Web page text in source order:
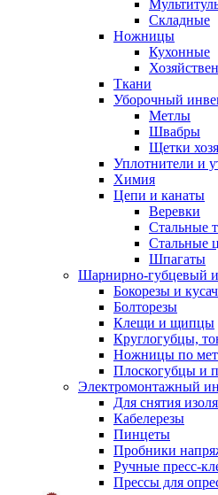
Складные
Ножницы
Кухонные
Ткани
Уборочный
Метлы
Швабры
Щетки
Уплотнители и
Химия
Цепи и канаты
Веревки
Стальные
Стальные
Шпагаты
Шарнирно-губцевый
Бокорезы и
Болторезы
Клещи и щипцы
Круглогубцы,
Ножницы по
Плоскогубцы и
Электромонтажный
Для снятия
Кабелерезы
Пинцеты
Пробники
Ручные пресс-
Прессы для